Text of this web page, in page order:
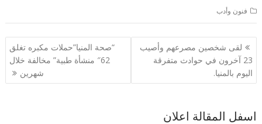
فنون وأدب
تصفّح
المقالات
لقى شخصين مصرعهم وأصيب
23 آخرون في حوادث متفرقة
اليوم بالمنيا.
“صحة المنيا”حملات مكبره تغلق
62″ منشأة طبية” مخالفة خلال
شهرين
اسفل المقالة اعلان